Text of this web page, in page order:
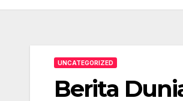
UNCATEGORIZED
Berita